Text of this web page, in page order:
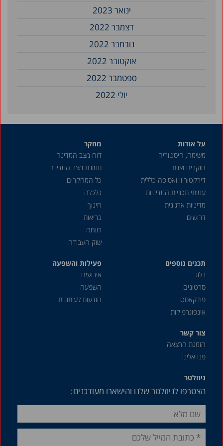
ינואר 2023
דצמבר 2022
נובמבר 2022
אוקטובר 2022
ספטמבר 2022
יולי 2022
על אודות
משימה, היסטוריה
חוקרים וצוות
דירקטוריון ואסיפה כללית
עמיתי תכניות המדיניות
מדיניות ארגונית
דרושים
מחקר
דוח מצב המדינה
תמונת מצב המדינה
כל המחקרים
כלכלה
חינוך
בריאות
רווחה
שוק העבודה
תכנים נוספים
בלוג
סרטונים
פודקאסט
אינפוגרפיקות
פעילות והשפעה
אירועים
השפעה
הודעות לעיתונות
צור קשר
הזמנת הרצאה
פנו אלינו
ניוזלטר
הצטרפו לניוזלטר שלנו והישארו מעודכנים: